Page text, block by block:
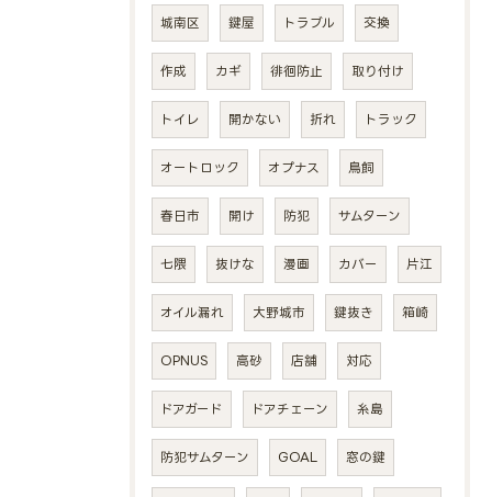
城南区 鍵屋 トラブル 交換
作成 カギ 徘徊防止 取り付け
トイレ 開かない 折れ トラック
オートロック オプナス 鳥飼
春日市 開け 防犯 サムターン
七隈 抜けな 漫画 カバー 片江
オイル漏れ 大野城市 鍵抜き 箱崎
OPNUS 高砂 店舗 対応
ドアガード ドアチェーン 糸島
防犯サムターン GOAL 窓の鍵